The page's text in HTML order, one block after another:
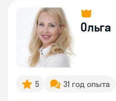
Ольга
5 31 год опыта